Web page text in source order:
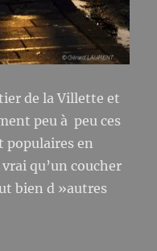
de la Villette et
peu à peu ces
populaires en
qu’un coucher
bien d »autres